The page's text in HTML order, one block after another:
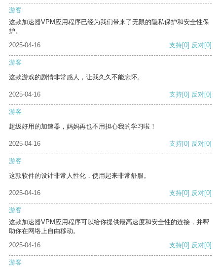
游客
这款加速器VPM应用程序已经为我们带来了无限的隐私保护和安全性保
护。
2025-04-16
支持[0] 反对[0]
游客
这款游戏的剧情非常感人，让我久久不能忘怀。
2025-04-16 支持[0] 反对[0]
游客
超级好用的加速器，妈妈再也不用担心我的学习啦！
2025-04-16 支持[0] 反对[0]
游客
这款软件的设计非常人性化，使用起来非常舒服。
2025-04-16 支持[0] 反对[0]
游客
这款加速器VPM应用程序可以给你提供最高速度和安全性的连接，并帮
助你在网络上自由移动。
2025-04-16
支持[0] 反对[0]
游客